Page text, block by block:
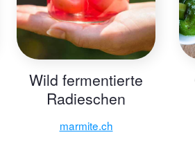
Wild fermentierte
Radieschen
marmite.ch